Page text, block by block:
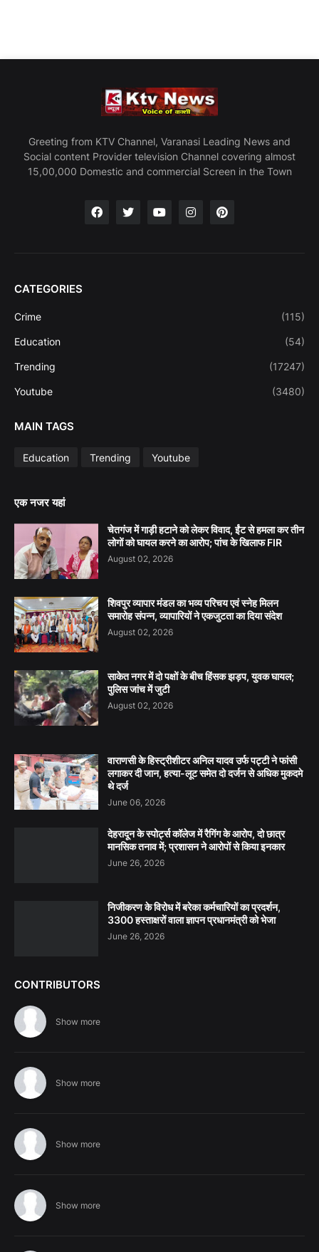
Greeting from KTV Channel, Varanasi Leading News and
Social content Provider television Channel covering almost
15,00,000 Domestic and commercial Screen in the Town
CATEGORIES
Crime (115)
Education (54)
Trending (17247)
Youtube (3480)
MAIN TAGS
Education Trending Youtube
एक नजर यहां
चेतगंज में गाड़ी हटाने को लेकर विवाद, ईंट से हमला कर तीन
लोगों को घायल करने का आरोप; पांच के खिलाफ FIR
August 02, 2026
शिवपुर व्यापार मंडल का भव्य परिचय एवं स्नेह मिलन
समारोह संपन्न, व्यापारियों ने एकजुटता का दिया संदेश
August 02, 2026
साकेत नगर में दो पक्षों के बीच हिंसक झड़प, युवक घायल;
पुलिस जांच में जुटी
August 02, 2026
वाराणसी के हिस्ट्रीशीटर अनिल यादव उर्फ पट्टी ने फांसी
लगाकर दी जान, हत्या-लूट समेत दो दर्जन से अधिक मुकदमे
थे दर्ज
June 06, 2026
देहरादून के स्पोर्ट्स कॉलेज में रैगिंग के आरोप, दो छात्र
मानसिक तनाव में; प्रशासन ने आरोपों से किया इनकार
June 26, 2026
निजीकरण के विरोध में बरेका कर्मचारियों का प्रदर्शन,
3300 हस्ताक्षरों वाला ज्ञापन प्रधानमंत्री को भेजा
June 26, 2026
CONTRIBUTORS
Show more
Show more
Show more
Show more